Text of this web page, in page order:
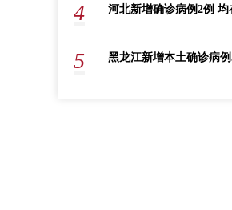
4 河北新增确诊病例2例 均
5 黑龙江新增本土确诊病